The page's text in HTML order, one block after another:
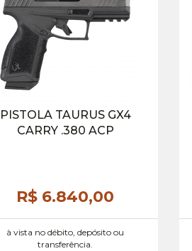
PISTOLA TAURUS GX4
CARRY .380 ACP
R$ 6.840,00
à vista no débito, depósito ou
transferência.